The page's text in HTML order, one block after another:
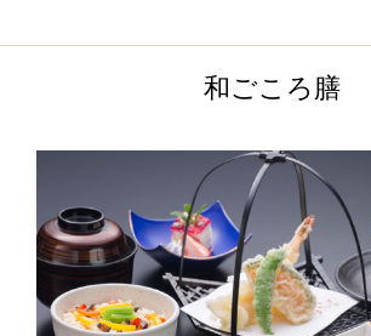
和ごころ膳